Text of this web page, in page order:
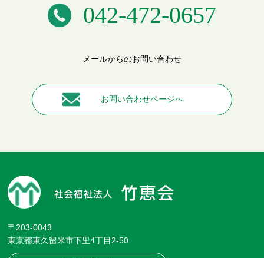
042-472-0657
メールからのお問い合わせ
お問い合わせページへ
〒203-0043
東京都東久留米市下里4丁目2-50